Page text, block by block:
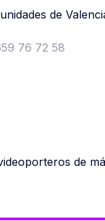
de
76 72 58
de